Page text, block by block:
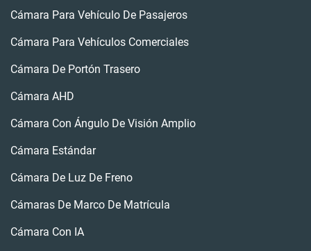
Cámara Para Vehículo De Pasajeros
Cámara Para Vehículos Comerciales
Cámara De Portón Trasero
Cámara AHD
Cámara Con Ángulo De Visión Amplio
Cámara Estándar
Cámara De Luz De Freno
Cámaras De Marco De Matrícula
Cámara Con IA